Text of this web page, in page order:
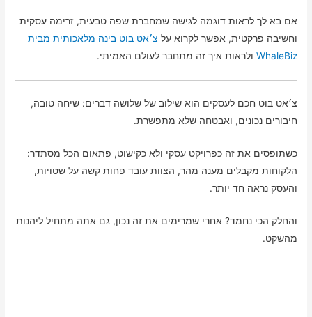
אם בא לך לראות דוגמה לגישה שמחברת שפה טבעית, זרימה עסקית
וחשיבה פרקטית, אפשר לקרוא על צ׳אט בוט בינה מלאכותית מבית
WhaleBiz ולראות איך זה מתחבר לעולם האמיתי.
צ׳אט בוט חכם לעסקים הוא שילוב של שלושה דברים: שיחה טובה,
חיבורים נכונים, ואבטחה שלא מתפשרת.
כשתופסים את זה כפרויקט עסקי ולא כקישוט, פתאום הכל מסתדר:
הלקוחות מקבלים מענה מהר, הצוות עובד פחות קשה על שטויות,
והעסק נראה חד יותר.
והחלק הכי נחמד? אחרי שמרימים את זה נכון, גם אתה מתחיל ליהנות
מהשקט.